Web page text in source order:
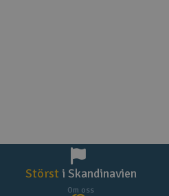
Störst i Skandinavien
Om oss